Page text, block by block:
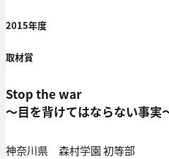
2015年度
取材賞
Stop the war
～目を背けてはならない事実
神奈川県 森村学園 初等部